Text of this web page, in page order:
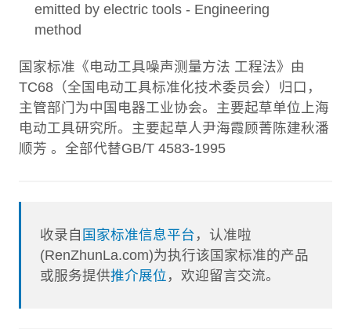
emitted by electric tools - Engineering
method
国家标准《电动工具噪声测量方法 工程法》由
TC68（全国电动工具标准化技术委员会）归口，
主管部门为中国电器工业协会。主要起草单位上海
电动工具研究所。主要起草人尹海霞顾菁陈建秋潘
顺芳 。全部代替GB/T 4583-1995
收录自 国家标准信息平台 ，认准啦
(RenZhunLa.com)为执行该国家标准的产品
或服务提供推介展位 ，欢迎留言交流。